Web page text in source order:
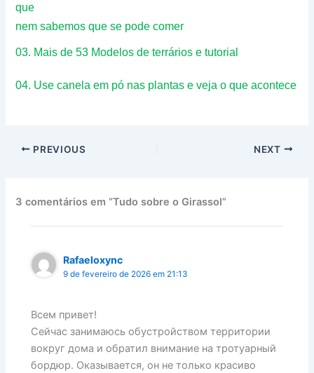
que
nem sabemos que se pode comer
03. Mais de 53 Modelos de terrários e tutorial
04. Use canela em pó nas plantas e veja o que acontece
PREVIOUS NEXT
3 comentários em “Tudo sobre o Girassol”
Rafaeloxync
9 de fevereiro de 2026 em 21:13
Всем привет!
Сейчас занимаюсь обустройством территории
вокруг дома и обратил внимание на тротуарный
бордюр. Оказывается, он не только красиво